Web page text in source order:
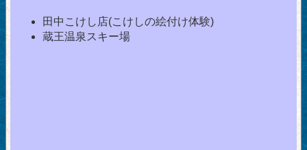
田中こけし店(こけしの絵付け体験)
蔵王温泉スキー場